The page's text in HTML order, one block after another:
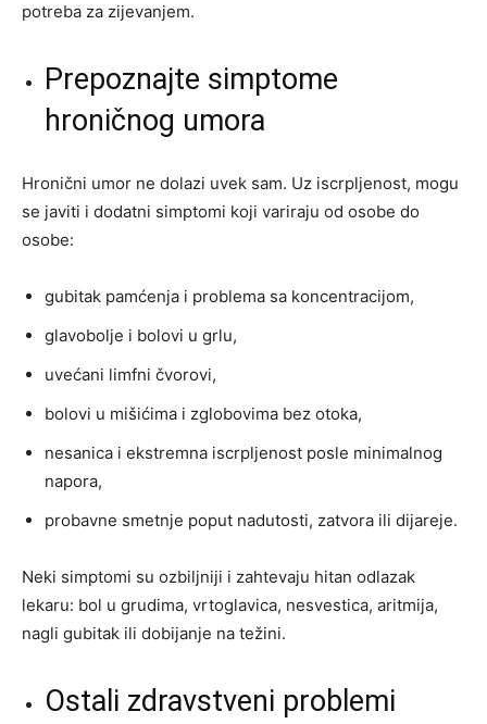
potreba za zijevanjem.
Prepoznajte simptome
hroničnog umora
Hronični umor ne dolazi uvek sam. Uz iscrpljenost, mogu
se javiti i dodatni simptomi koji variraju od osobe do
osobe:
gubitak pamćenja i problema sa koncentracijom,
glavobolje i bolovi u grlu,
uvećani limfni čvorovi,
bolovi u mišićima i zglobovima bez otoka,
nesanica i ekstremna iscrpljenost posle minimalnog
napora,
probavne smetnje poput nadutosti, zatvora ili dijareje.
Neki simptomi su ozbiljniji i zahtevaju hitan odlazak
lekaru: bol u grudima, vrtoglavica, nesvestica, aritmija,
nagli gubitak ili dobijanje na težini.
Ostali zdravstveni problemi